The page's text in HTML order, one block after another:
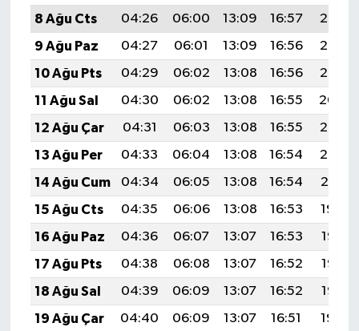
8 Ağu Cts
04:26 06:00 13:09 16:57
20:08
9 Ağu Paz
04:27 06:01 13:09 16:56
20:06
10 Ağu Pts
04:29 06:02 13:08 16:56
20:05
11 Ağu Sal
04:30 06:02 13:08 16:55
20:04
12 Ağu Çar
04:31 06:03 13:08 16:55
20:03
13 Ağu Per
04:33 06:04 13:08 16:54
20:02
14 Ağu Cum
04:34 06:05 13:08 16:54
20:01
15 Ağu Cts
04:35 06:06 13:08 16:53
19:59
16 Ağu Paz
04:36 06:07 13:07 16:53
19:58
17 Ağu Pts
04:38 06:08 13:07 16:52
19:57
18 Ağu Sal
04:39 06:09 13:07 16:52
19:55
19 Ağu Çar
04:40 06:09 13:07 16:51
19:54